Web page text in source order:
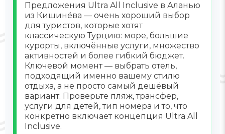
Предложения Ultra All Inclusive в Аланью
из Кишинёва — очень хороший выбор
для туристов, которые хотят
классическую Турцию: море, большие
курорты, включённые услуги, множество
активностей и более гибкий бюджет.
Ключевой момент — выбрать отель,
подходящий именно вашему стилю
отдыха, а не просто самый дешёвый
вариант. Проверьте пляж, трансфер,
услуги для детей, тип номера и то, что
конкретно включает концепция Ultra All
Inclusive.